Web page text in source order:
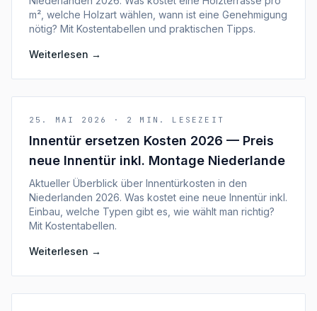
m², welche Holzart wählen, wann ist eine Genehmigung
nötig? Mit Kostentabellen und praktischen Tipps.
Weiterlesen →
25. MAI 2026 · 2 MIN. LESEZEIT
Innentür ersetzen Kosten 2026 — Preis
neue Innentür inkl. Montage Niederlande
Aktueller Überblick über Innentürkosten in den
Niederlanden 2026. Was kostet eine neue Innentür inkl.
Einbau, welche Typen gibt es, wie wählt man richtig?
Mit Kostentabellen.
Weiterlesen →